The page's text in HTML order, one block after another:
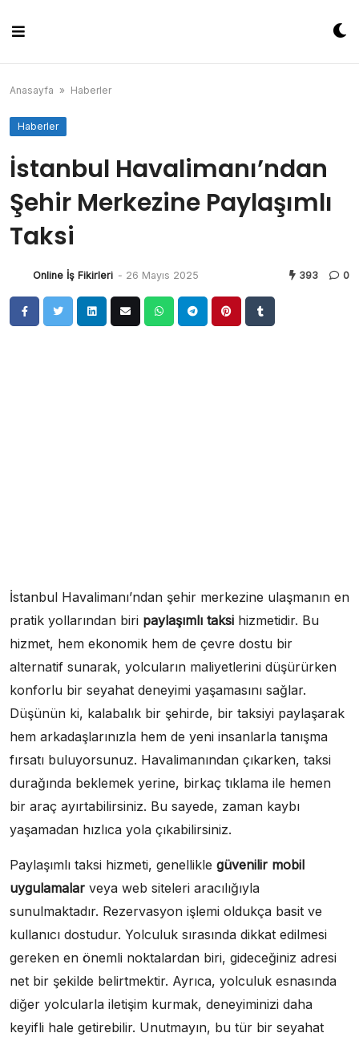
content
Anasayfa » Haberler
Haberler
İstanbul Havalimanı’ndan
Şehir Merkezine Paylaşımlı
Taksi
Online İş Fikirleri - 26 Mayıs 2025 393 0
İstanbul Havalimanı’ndan şehir merkezine ulaşmanın en
pratik yollarından biri paylaşımlı taksi hizmetidir. Bu
hizmet, hem ekonomik hem de çevre dostu bir
alternatif sunarak, yolcuların maliyetlerini düşürürken
konforlu bir seyahat deneyimi yaşamasını sağlar.
Düşünün ki, kalabalık bir şehirde, bir taksiyi paylaşarak
hem arkadaşlarınızla hem de yeni insanlarla tanışma
fırsatı buluyorsunuz. Havalimanından çıkarken, taksi
durağında beklemek yerine, birkaç tıklama ile hemen
bir araç ayırtabilirsiniz. Bu sayede, zaman kaybı
yaşamadan hızlıca yola çıkabilirsiniz.
Paylaşımlı taksi hizmeti, genellikle güvenilir mobil
uygulamalar veya web siteleri aracılığıyla
sunulmaktadır. Rezervasyon işlemi oldukça basit ve
kullanıcı dostudur. Yolculuk sırasında dikkat edilmesi
gereken en önemli noktalardan biri, gideceğiniz adresi
net bir şekilde belirtmektir. Ayrıca, yolculuk esnasında
diğer yolcularla iletişim kurmak, deneyiminizi daha
keyifli hale getirebilir. Unutmayın, bu tür bir seyahat